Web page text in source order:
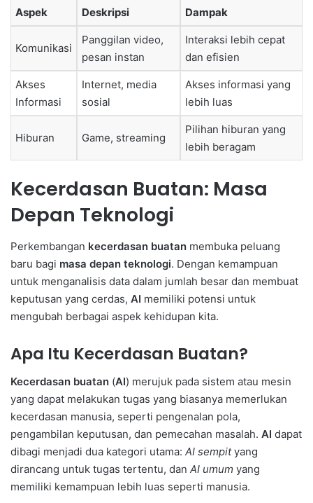
Aspek Deskripsi Dampak
Komunikasi
Panggilan video,
pesan instan
Interaksi lebih cepat
dan efisien
Akses
Informasi
Internet, media
sosial
Akses informasi yang
lebih luas
Hiburan Game, streaming
Pilihan hiburan yang
lebih beragam
Kecerdasan Buatan: Masa
Depan Teknologi
Perkembangan kecerdasan buatan membuka peluang
baru bagi masa depan teknologi. Dengan kemampuan
untuk menganalisis data dalam jumlah besar dan membuat
keputusan yang cerdas, AI memiliki potensi untuk
mengubah berbagai aspek kehidupan kita.
Apa Itu Kecerdasan Buatan?
Kecerdasan buatan (AI) merujuk pada sistem atau mesin
yang dapat melakukan tugas yang biasanya memerlukan
kecerdasan manusia, seperti pengenalan pola,
pengambilan keputusan, dan pemecahan masalah. AI dapat
dibagi menjadi dua kategori utama: AI sempityang
dirancang untuk tugas tertentu, dan AI umum yang
memiliki kemampuan lebih luas seperti manusia.